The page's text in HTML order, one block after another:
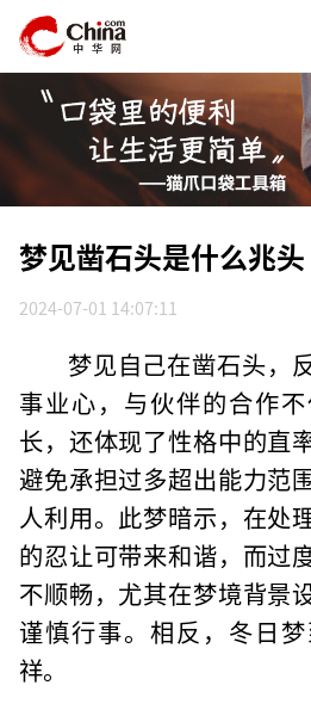
梦见凿石头是什么兆头
2024-07-01 14:07:11
梦见自己在凿石头，
事业心，与伙伴的合作
长，还体现了性格中的直
避免承担过多超出能力范
人利用。此梦暗示，在处
的忍让可带来和谐，而过
不顺畅，尤其在梦境背景
谨慎行事。相反，冬日
祥。